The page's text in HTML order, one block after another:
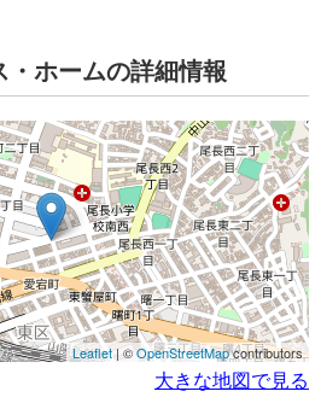
ホームの詳細情報
Leaflet | ©OpenStreetMapcontributors
大きな地図で見る